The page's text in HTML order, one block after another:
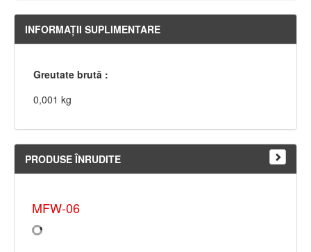
INFORMAŢII SUPLIMENTARE
Greutate brută :
0,001 kg
PRODUSE ÎNRUDITE
MFW-06